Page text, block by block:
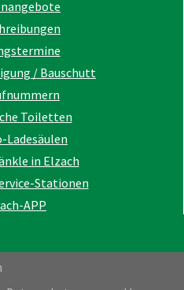
/ Bauschutt
Toiletten
Ladesäulen
in Elzach
Stationen
APP